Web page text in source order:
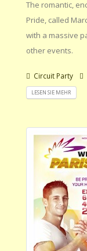
The romantic,
Pride, called
with a massive
other events.
Circuit Party
LESEN SIE MEHR